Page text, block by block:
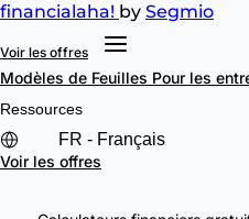
financialaha! by Segmio
Voir les offres
Modèles de Feuilles Pour les
Ressources
Voir les offres